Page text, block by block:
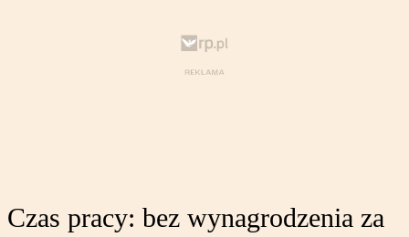
Czas pracy: bez wynagrodzenia za